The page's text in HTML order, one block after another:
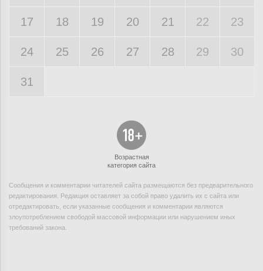
17 18 19 20 21 22 23
24 25 26 27 28 29 30
31
Возрастная
категория сайта
Сообщения и комментарии читателей сайта размещаются без предварительного
редактирования. Редакция оставляет за собой право удалить их с сайта или
отредактировать, если указанные сообщения и комментарии являются
злоупотреблением свободой массовой информации или нарушением иных
требований закона.